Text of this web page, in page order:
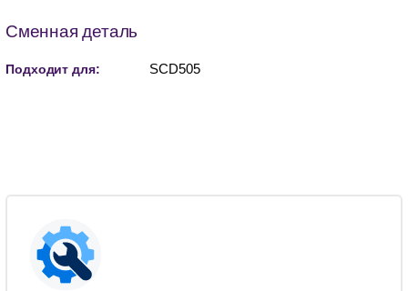
Сменная деталь
Подходит для: SCD505